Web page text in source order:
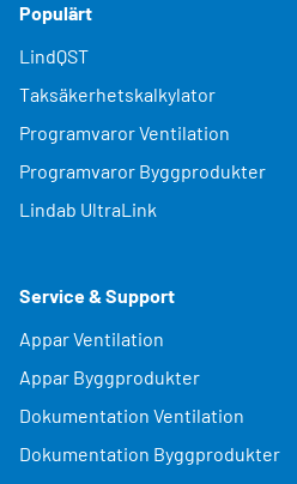
Populärt
LindQST
Taksäkerhetskalkylator
Programvaror Ventilation
Programvaror Byggprodukter
Lindab UltraLink
Service & Support
Appar Ventilation
Appar Byggprodukter
Dokumentation Ventilation
Dokumentation Byggprodukter